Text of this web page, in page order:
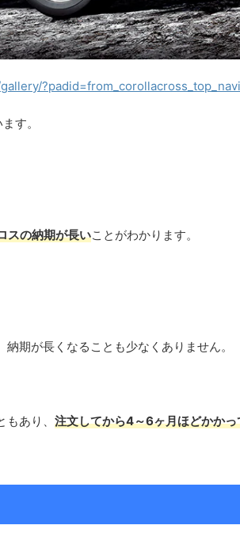
す。
スの納期が長いことがわかります。
期が長くなることも少なくありません。
あり、 注文してから4～6ヶ月ほどかか